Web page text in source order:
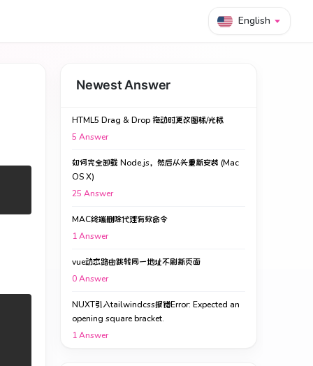
English
Newest Answer
HTML5 Drag & Drop 拖动时更改图标/光标
5 Answer
如何完全卸载 Node.js，然后从头重新安装 (Mac
OS X)
25 Answer
MAC终端删除代理有效命令
1Answer
vue动态路由跳转同一地址不刷新页面
0Answer
NUXT引入tailwindcss报错Error: Expected an
opening square bracket.
1Answer